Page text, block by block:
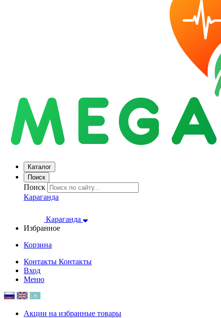
Каталог
Поиск
Поиск
Караганда
Караганда
Избранное
Корзина
Контакты Контакты
Вход
Меню
Акции на избранные товары